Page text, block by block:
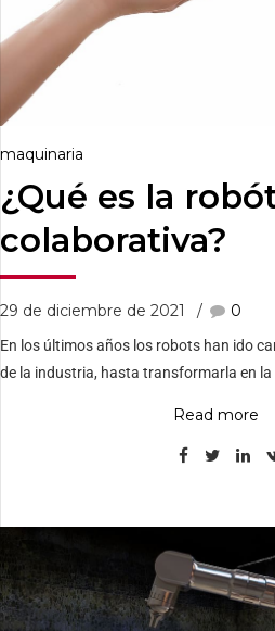
maquinaria
¿Qué es la
colaborativa?
29 de diciembre de 2021 0
En los últimos años los robots han ido
de la industria, hasta transformarla en la
Read more